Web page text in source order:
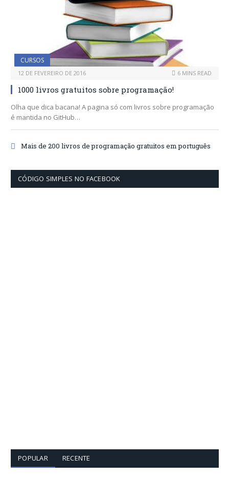
CURSOS
12 DE FEVEREIRO DE 2016 6 MINS READ
1000 livros gratuitos sobre programação!
Olha que dica bacana! A pagina só com livros sobre programação
é mantida no GitHub…
Mais de 200 livros de programação gratuitos em português
CÓDIGO SIMPLES NO FACEBOOK
POPULAR RECENTE